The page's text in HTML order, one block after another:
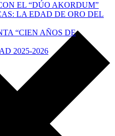
EL “DÚO AKORDUM”
LA EDAD DE ORO DEL
“CIEN AÑOS DE
2025-2026